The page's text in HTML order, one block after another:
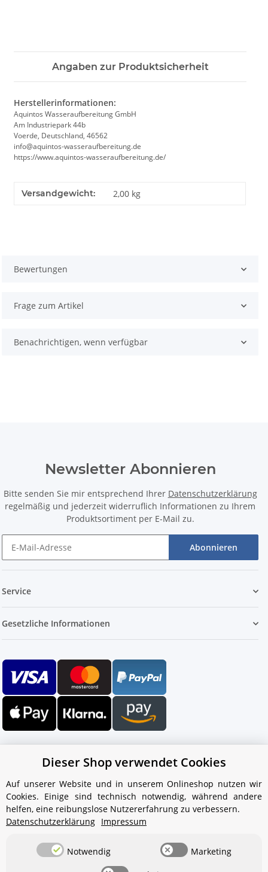
Angaben zur Produktsicherheit
Herstellerinformationen:
Aquintos Wasseraufbereitung GmbH
Am Industriepark 44b
Voerde, Deutschland, 46562
info@aquintos-wasseraufbereitung.de
https://www.aquintos-wasseraufbereitung.de/
Versandgewicht: 2,00 kg
Bewertungen
Frage zum Artikel
Benachrichtigen, wenn verfügbar
Newsletter Abonnieren
Bitte senden Sie mir entsprechend Ihrer Datenschutzerklärung
regelmäßig und jederzeit widerruflich Informationen zu Ihrem
Produktsortiment per E-Mail zu.
Abonnieren
Service
Gesetzliche Informationen
Ihr WhatsApp-Kontakt zum
Service Team
von Aquintos-Wasseraufbereitung
Dieser Shop verwendet Cookies
Auf unserer Website und in unserem Onlineshop nutzen wir
Cookies. Einige sind technisch notwendig, während andere
helfen, eine reibungslose Nutzererfahrung zu verbessern.
Datenschutzerklärung Impressum
Notwendig Marketing